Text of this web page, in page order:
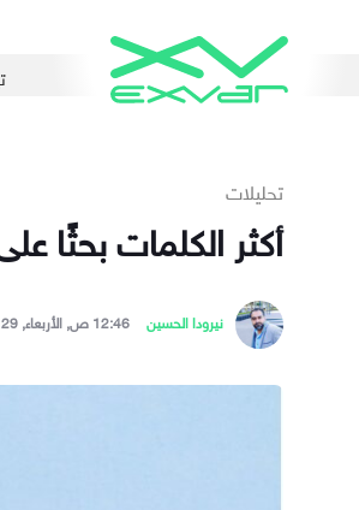
تحليلات
أكثر الكلمات بحثًا على جوجل
نيرودا الحسين 12:46 ص, الأربعاء, 29 ديسمبر 2021